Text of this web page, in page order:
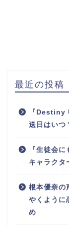
最近の投稿
『Destiny
送日はいつ
『生徒会
キャラクタ
根本優奈の
やくように
め